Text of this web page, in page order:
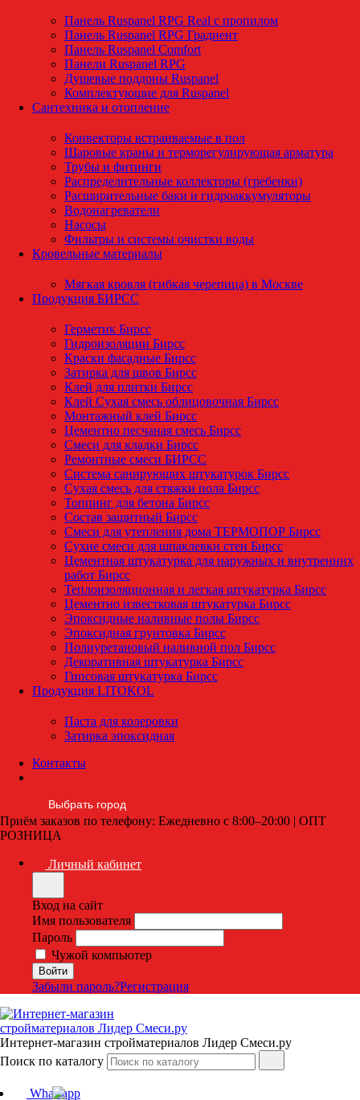
Панель Ruspanel RPG Real с пропилом
Панель Ruspanel RPG Градиент
Панель Ruspanel Comfort
Панели Ruspanel RPG
Душевые поддоны Ruspanel
Комплектующие для Ruspanel
Сантехника и отопление
Конвекторы встраиваемые в пол
Шаровые краны и терморегулирующая арматура
Трубы и фитинги
Распределительные коллекторы (гребенки)
Расширительные баки и гидроаккумуляторы
Водонагреватели
Насосы
Фильтры и системы очистки воды
Кровельные материалы
Мягкая кровля (гибкая черепица) в Москве
Продукция БИРСС
Герметик Бирсс
Гидроизоляции Бирсс
Краски фасадные Бирсс
Затирка для швов Бирсс
Клей для плитки Бирсс
Клей Сухая смесь облицовочная Бирсс
Монтажный клей Бирсс
Цементно песчаная смесь Бирсс
Смеси для кладки Бирсс
Ремонтные смеси БИРСС
Система санирующих штукатурок Бирсс
Сухая смесь для стяжки пола Бирсс
Топпинг для бетона Бирсс
Состав защитный Бирсс
Смеси для утепления дома ТЕРМОПОР Бирсс
Сухие смеси для шпаклевки стен Бирсс
Цементная штукатурка для наружных и внутренних
работ Бирсс
Теплоизоляционная и легкая штукатурка Бирсс
Цементно известковая штукатурка Бирсс
Эпоксидные наливные полы Бирсс
Эпоксидная грунтовка Бирсс
Полиуретановый наливной пол Бирсс
Декоративная штукатурка Бирсс
Гипсовая штукатурка Бирсс
Продукция LITOKOL
Паста для колеровки
Затирка эпоксидная
Контакты
Выбрать город
Приём заказов по телефону: Ежедневно с 8:00–20:00 | ОПТ
РОЗНИЦА
Личный кабинет
Вход на сайт
Имя пользователя
Пароль
Чужой компьютер
Забыли пароль?Регистрация
Интернет-магазин стройматериалов Лидер Смеси.ру
Поиск по каталогу
Whatsapp